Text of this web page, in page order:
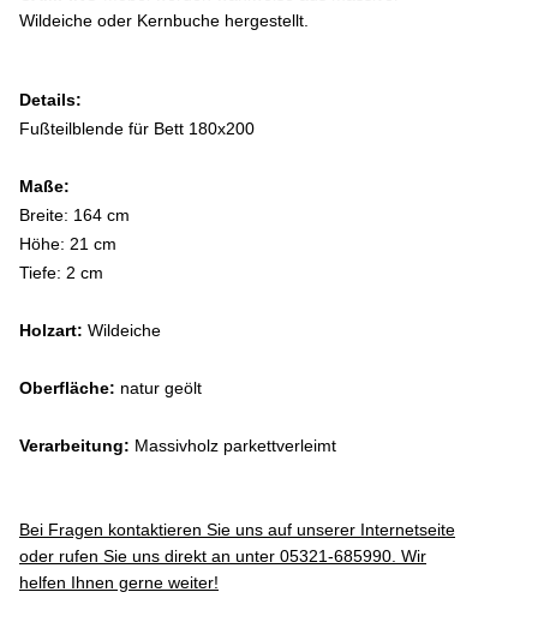
Wildeiche oder Kernbuche hergestellt
Details:
Fußteilblende für Bett 180x200
Maße:
Breite: 164 cm
Höhe: 21 cm
Tiefe: 2 cm
Holzart: Wildeiche
Oberfläche: natur geölt
Verarbeitung: Massivholz parkettverleimt
Bei Fragen kontaktieren Sie uns auf unserer Internetseite
oder rufen Sie uns direkt an unter 05321-685990. Wir
helfen Ihnen gerne weiter!